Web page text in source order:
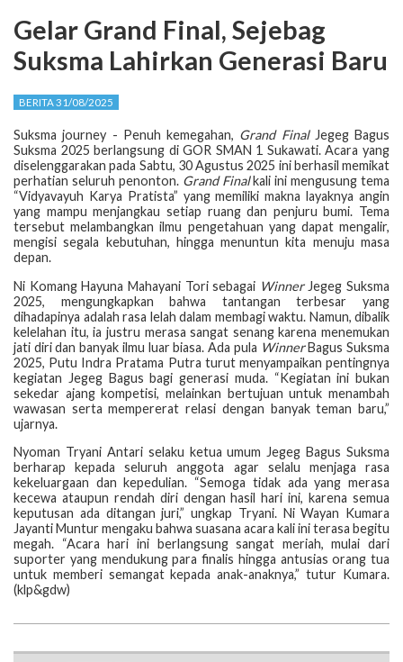
Gelar Grand Final, Sejebag
Suksma Lahirkan Generasi Baru
BERITA 31/08/2025
Suksma journey - Penuh kemegahan, Grand FinalJegeg Bagus
Suksma 2025 berlangsung di GOR SMAN 1 Sukawati. Acara yang
diselenggarakan pada Sabtu, 30 Agustus 2025 ini berhasil memikat
perhatian seluruh penonton. Grand Finalkali ini mengusung tema
“Vidyavayuh Karya Pratista” yang memiliki makna layaknya angin
yang mampu menjangkau setiap ruang dan penjuru bumi. Tema
tersebut melambangkan ilmu pengetahuan yang dapat mengalir,
mengisi segala kebutuhan, hingga menuntun kita menuju masa
depan.
Ni Komang Hayuna Mahayani Tori sebagai WinnerJegeg Suksma
2025, mengungkapkan bahwa tantangan terbesar yang
dihadapinya adalah rasa lelah dalam membagi waktu. Namun, dibalik
kelelahan itu, ia justru merasa sangat senang karena menemukan
jati diri dan banyak ilmu luar biasa. Ada pula WinnerBagus Suksma
2025, Putu Indra Pratama Putra turut menyampaikan pentingnya
kegiatan Jegeg Bagus bagi generasi muda. “Kegiatan ini bukan
sekedar ajang kompetisi, melainkan bertujuan untuk menambah
wawasan serta mempererat relasi dengan banyak teman baru,”
ujarnya.
Nyoman Tryani Antari selaku ketua umum Jegeg Bagus Suksma
berharap kepada seluruh anggota agar selalu menjaga rasa
kekeluargaan dan kepedulian. “Semoga tidak ada yang merasa
kecewa ataupun rendah diri dengan hasil hari ini, karena semua
keputusan ada ditangan juri,” ungkap Tryani. Ni Wayan Kumara
Jayanti Muntur mengaku bahwa suasana acara kali ini terasa begitu
megah. “Acara hari ini berlangsung sangat meriah, mulai dari
suporter yang mendukung para finalis hingga antusias orang tua
untuk memberi semangat kepada anak-anaknya,” tutur Kumara.
(klp&gdw)